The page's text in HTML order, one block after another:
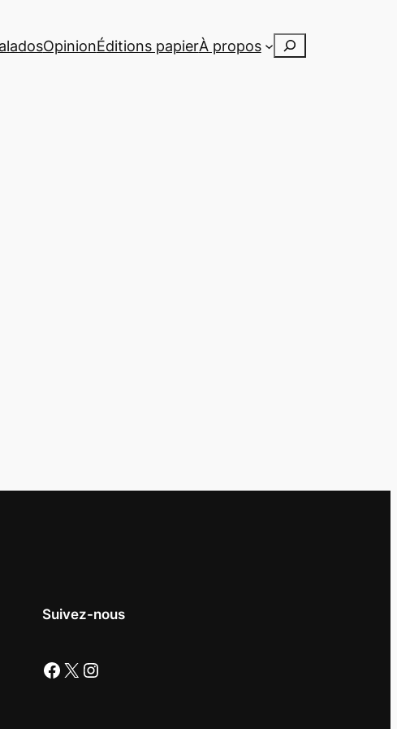
OpinionÉditions papierÀ propos Rechercher
Suivez-nous
Facebook X Instagram